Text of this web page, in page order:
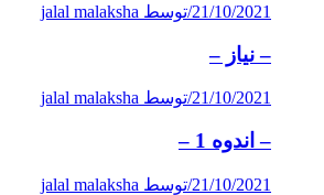
21/10/2021
/توسط jalal malaksha
– نیاز –
21/10/2021
/توسط jalal malaksha
– اندوه 1 –
21/10/2021
/توسط jalal malaksha